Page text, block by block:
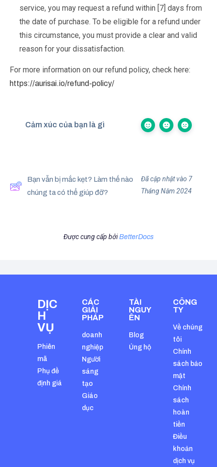
service, you may request a refund within [7] days from
the date of purchase. To be eligible for a refund under
this circumstance, you must provide a clear and valid
reason for your dissatisfaction.
For more information on our refund policy, check here:
https://aurisai.io/refund-policy/
Cảm xúc của bạn là gì
Bạn vẫn bị mắc kẹt? Làm thế nào
chúng ta có thể giúp đỡ?
Đã cập nhật vào 7
Tháng Năm 2024
Được cung cấp bởiBetterDocs
DỊC
H
VỤ
Phiên
mã
Phụ đề
định giá
CÁC
GIẢI
PHÁP
doanh
nghiệp
Người
sáng
tạo
Giáo
dục
TÀI
NGUY
ÊN
Blog
Ủng hộ
CÔNG
TY
Về chúng
tôi
Chính
sách bảo
mật
Chính
sách
hoàn
tiền
Điều
khoản
dịch vụ